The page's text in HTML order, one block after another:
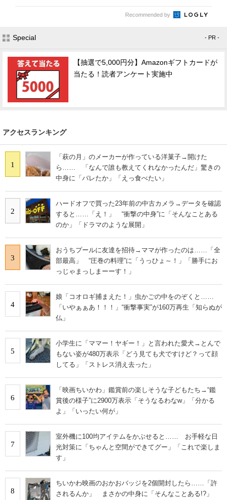
Recommended by
Special - PR -
【抽選で5,000円分】Amazonギフトカードが
当たる！読者アンケート実施中
アクセスランキング
1
「萩の月」のメーカーが作っている洋菓子→開けた
ら…… 「なんで誰も教えてくれなかったんだ」驚きの
中身に「バレたか」「えっ食べたい」
2
ハードオフで買った23年前の中古カメラ→データを確認
すると……「え！」 “衝撃の中身”に「そんなことある
のか」「ドラマのような展開」
3
おうちプールに友達を招待→ママが作ったのは……「全
部最高」 “圧巻の料理”に「うっひょ～！」「勝手にお
っじゃまっしまーーす！」
4
娘「コオロギ捕まえた！」虫かごの中をのぞくと……
「いやぁぁあ！！！」“衝撃事実”が160万再生「知らぬが
仏」
5
小学生に「ママー！ヤギー！」と言われた愛犬→とんで
もない姿が480万表示「どう見ても犬ですけど？って顔
してる」「ストレス消え去った」
6
「映画ちいかわ」鑑賞前の楽しそうな子どもたち→“鑑
賞後の様子”に2900万表示「そうなるわなw」「分かる
よ」「いったい何が」
7
室外機に100均アイテムをかぶせると…… お手軽な日
光対策に「ちゃんと空間ができてグー」「これで楽しま
す」
8
ちいかわ映画のおかおバッジを2個開封したら……「許
されるんか」 まさかの中身に「そんなことある!?」